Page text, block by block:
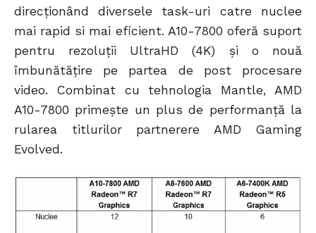
direcţionând diversele task-uri catre nuclee
mai rapid si mai eficient. A10-7800 oferă suport
pentru rezoluţii UltraHD (4K) şi o nouă
îmbunătăţire pe partea de post procesare
video. Combinat cu tehnologia Mantle, AMD
A10-7800 primește un plus de performanță la
rularea titlurilor partnerere AMD Gaming
Evolved.